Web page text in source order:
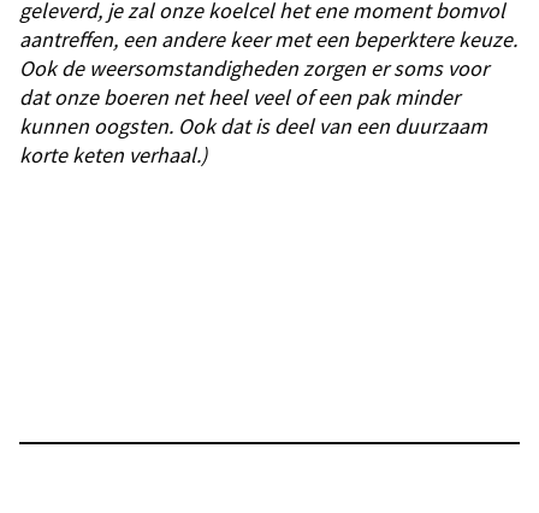
geleverd, je zal onze koelcel het ene moment bomvol
aantreffen, een andere keer met een beperktere keuze.
Ook de weersomstandigheden zorgen er soms voor
dat onze boeren net heel veel of een pak minder
kunnen oogsten. Ook dat is deel van een duurzaam
korte keten verhaal.)